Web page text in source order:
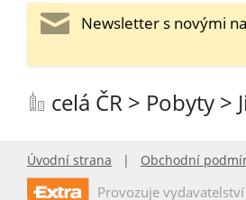
Newsletter s novými
celá ČR > Pobyty >
Úvodní strana | Obchodní
Provozuje vydavatelství